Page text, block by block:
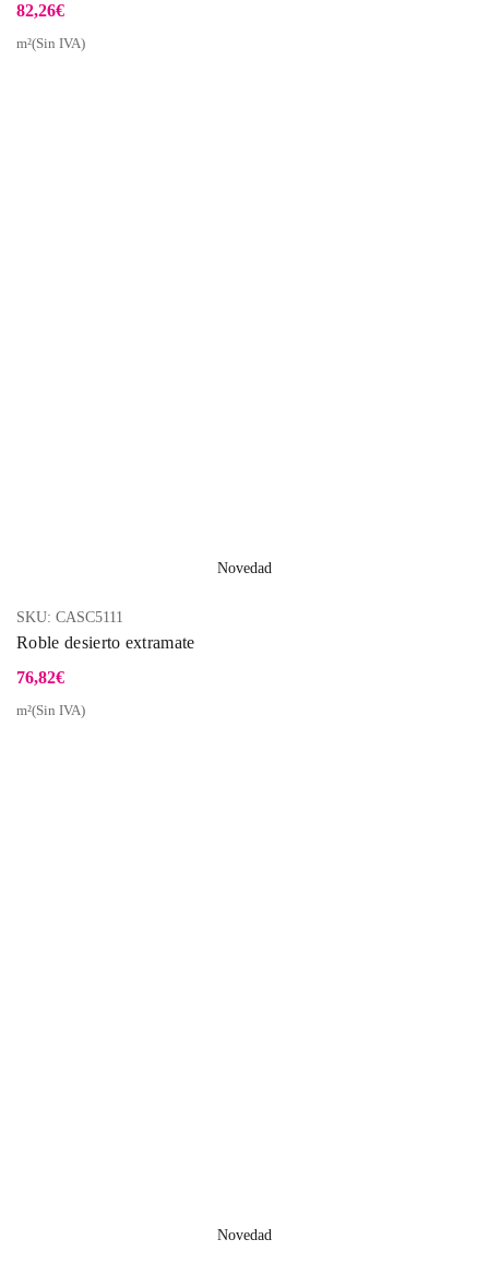
82,26€
m²(Sin IVA)
Novedad
SKU: CASC5111
Roble desierto extramate
76,82€
m²(Sin IVA)
Novedad